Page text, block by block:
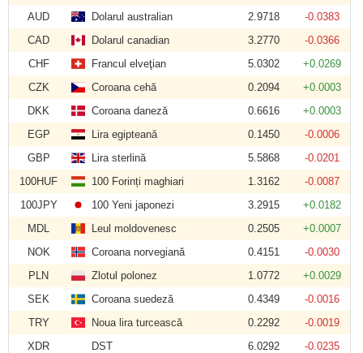
AUD
Dolarul australian 2.9718
-0.0383
CAD
Dolarul canadian 3.2770
-0.0366
CHF
Francul elveţian 5.0302
+0.0269
CZK
Coroana cehă 0.2094
+0.0003
DKK
Coroana daneză 0.6616
+0.0003
EGP
Lira egipteană 0.1450
-0.0006
GBP
Lira sterlină 5.5868
-0.0201
100HUF
100 Forinți maghiari 1.3162
-0.0087
100JPY
100 Yeni japonezi 3.2915
+0.0182
MDL
Leul moldovenesc 0.2505
+0.0007
NOK
Coroana norvegiană 0.4151
-0.0030
PLN
Zlotul polonez 1.0772
+0.0029
SEK
Coroana suedeză 0.4349
-0.0016
TRY
Noua lira turcească 0.2292
-0.0019
XDR
DST 6.0292
-0.0235